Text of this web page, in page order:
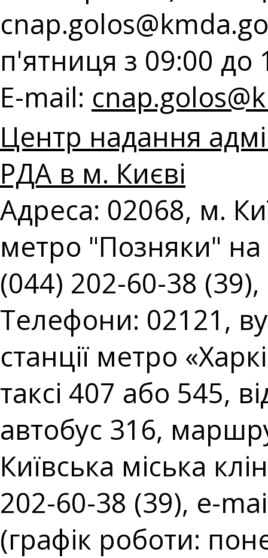
п'ятниця з 09:00 до
E-mail:
Центр надання
РДА в м. Києві
Адреса: 02068, м.
метро "Позняки"
(044) 202-60-38
Телефони: 02121,
станції метро
таксі 407 або 545,
автобус 316,
Київська міська
202-60-38 (39), e-
(графік роботи: